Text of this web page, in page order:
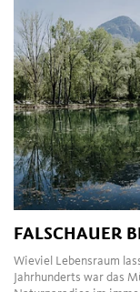
FALSCHAUER
Wieviel Lebensraum
Jahrhunderts war das